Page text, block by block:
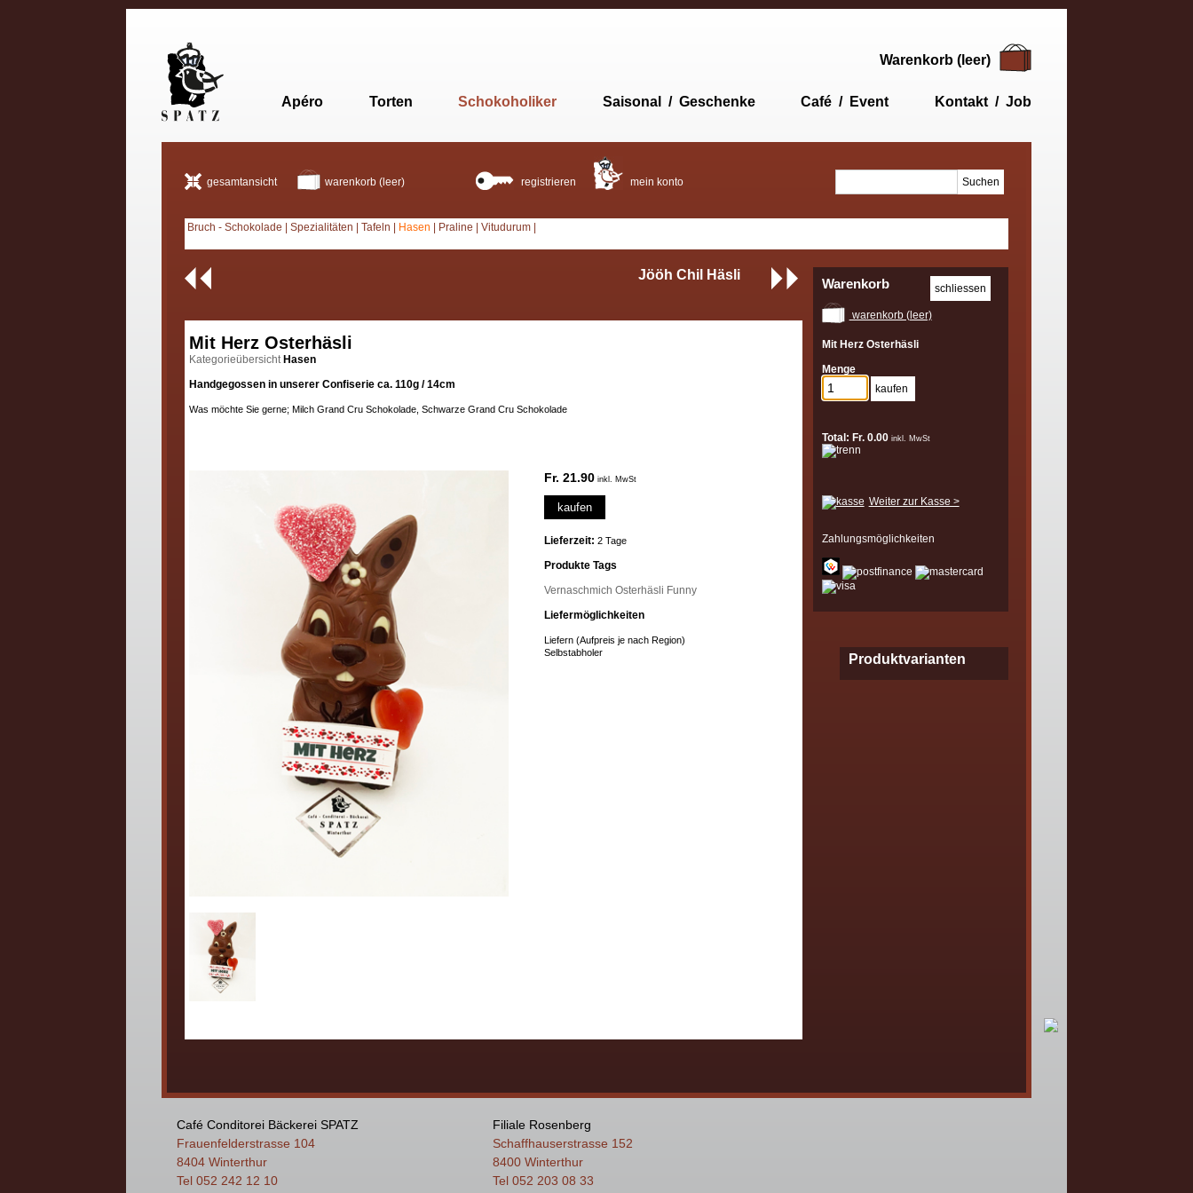
Warenkorb (leer)
Apéro Torten Schokoholiker Saisonal / Geschenke Café / Event Kontakt / Job
gesamtansicht warenkorb (leer) registrieren mein konto
Bruch - Schokolade Spezialitäten Tafeln Hasen Praline Vitudurum
Jööh Chil Häsli
Mit Herz Osterhäsli
Kategorieübersicht Hasen
Handgegossen in unserer Confiserie ca. 110g / 14cm
Was möchte Sie gerne; Milch Grand Cru Schokolade, Schwarze Grand Cru Schokolade
Fr. 21.90 inkl. MwSt
kaufen
Lieferzeit: 2 Tage
Produkte Tags
Vernaschmich Osterhäsli Funny
Liefermöglichkeiten
Liefern (Aufpreis je nach Region)
Selbstabholer
Warenkorb
warenkorb (leer)
Mit Herz Osterhäsli
Menge
Total: Fr. 0.00 inkl. MwSt
Weiter zur Kasse >
Zahlungsmöglichkeiten
Produktvarianten
Café Conditorei Bäckerei SPATZ
Frauenfelderstrasse 104
8404 Winterthur
Tel 052 242 12 10
Filiale Rosenberg
Schaffhauserstrasse 152
8400 Winterthur
Tel 052 203 08 33